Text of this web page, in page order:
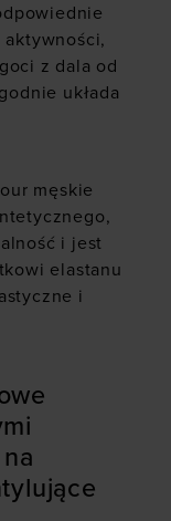
z dala od
układa
męskie
i jest
elastanu
i